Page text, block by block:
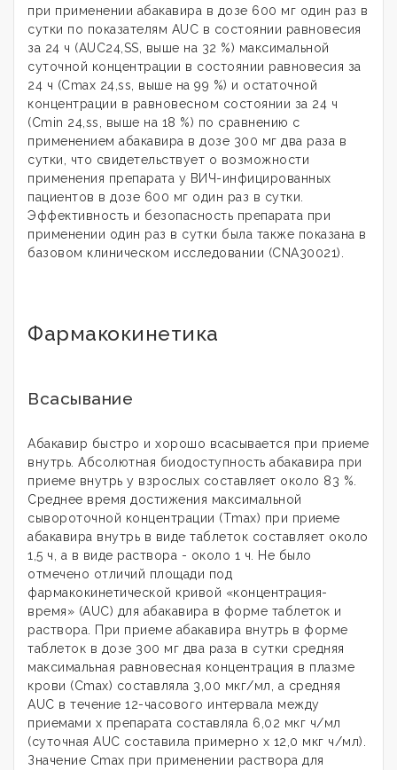
при применении абакавира в дозе 600 мг один раз в
сутки по показателям AUC в состоянии равновесия
за 24 ч (AUC24,SS, выше на 32 %) максимальной
суточной концентрации в состоянии равновесия за
24 ч (Cmax 24,ss, выше на 99 %) и остаточной
концентрации в равновесном состоянии за 24 ч
(Cmin 24,ss, выше на 18 %) по сравнению с
применением абакавира в дозе 300 мг два раза в
сутки, что свидетельствует о возможности
применения препарата у ВИЧ-инфицированных
пациентов в дозе 600 мг один раз в сутки.
Эффективность и безопасность препарата при
применении один раз в сутки была также показана в
базовом клиническом исследовании (CNA30021).
Фармакокинетика
Всасывание
Абакавир быстро и хорошо всасывается при приеме
внутрь. Абсолютная биодоступность абакавира при
приеме внутрь у взрослых составляет около 83 %.
Среднее время достижения максимальной
сывороточной концентрации (Тmax) при приеме
абакавира внутрь в виде таблеток составляет около
1,5 ч, а в виде раствора - около 1 ч. Не было
отмечено отличий площади под
фармакокинетической кривой «концентрация-
время» (AUC) для абакавира в форме таблеток и
раствора. При приеме абакавира внутрь в форме
таблеток в дозе 300 мг два раза в сутки средняя
максимальная равновесная концентрация в плазме
крови (Сmах) составляла 3,00 мкг/мл, а средняя
AUC в течение 12-часового интервала между
приемами х препарата составляла 6,02 мкг ч/мл
(суточная AUC составила примерно х 12,0 мкг ч/мл).
Значение Сmах при применении раствора для